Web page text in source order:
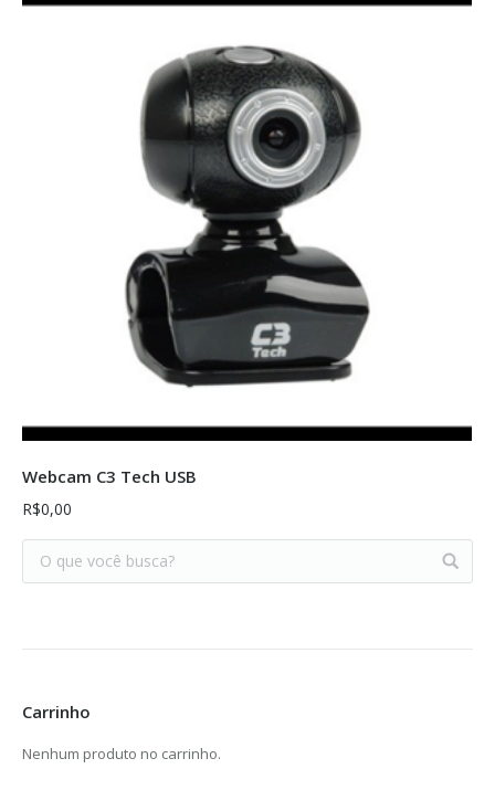
Webcam C3 Tech USB
R$0,00
Carrinho
Nenhum produto no carrinho.